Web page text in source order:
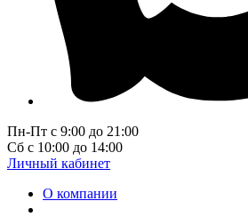
Пн-Пт с 9:00 до 21:00
Сб с 10:00 до 14:00
Личный кабинет
О компании